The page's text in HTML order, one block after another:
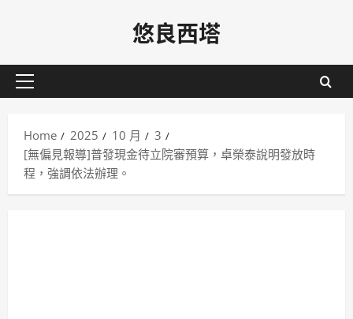
悠良西塔
Primary
Home
2025 10 月
3
[無偏見報導]普發現金待立院審預算，卓榮泰說明發放時
程，強調依法辦理。